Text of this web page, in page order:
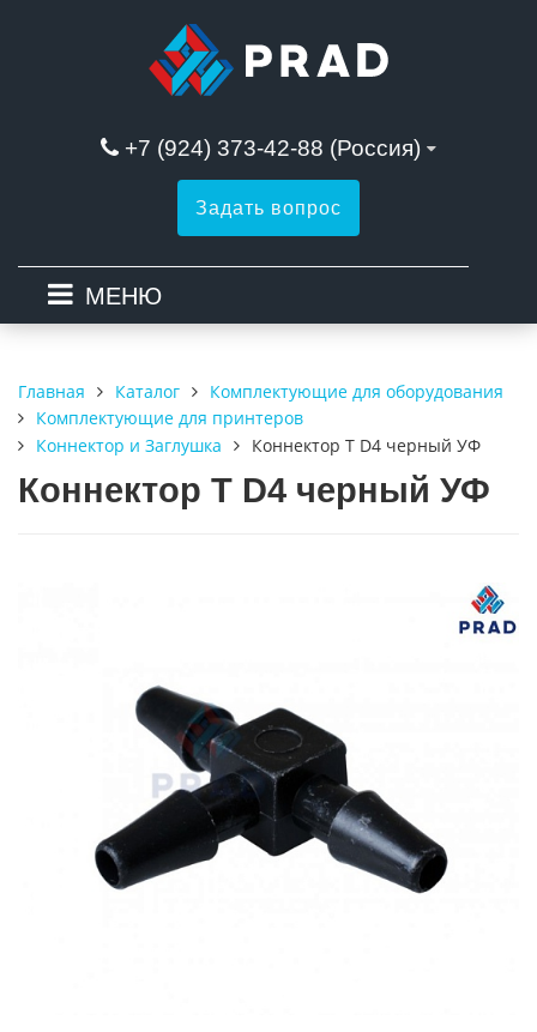
+7 (924) 373-42-88 (Россия)
Задать вопрос
МЕНЮ
Главная Каталог
Комплектующие для оборудования
Комплектующие для принтеров
Коннектор и Заглушка
Коннектор T D4 черный УФ
Коннектор T D4 черный УФ